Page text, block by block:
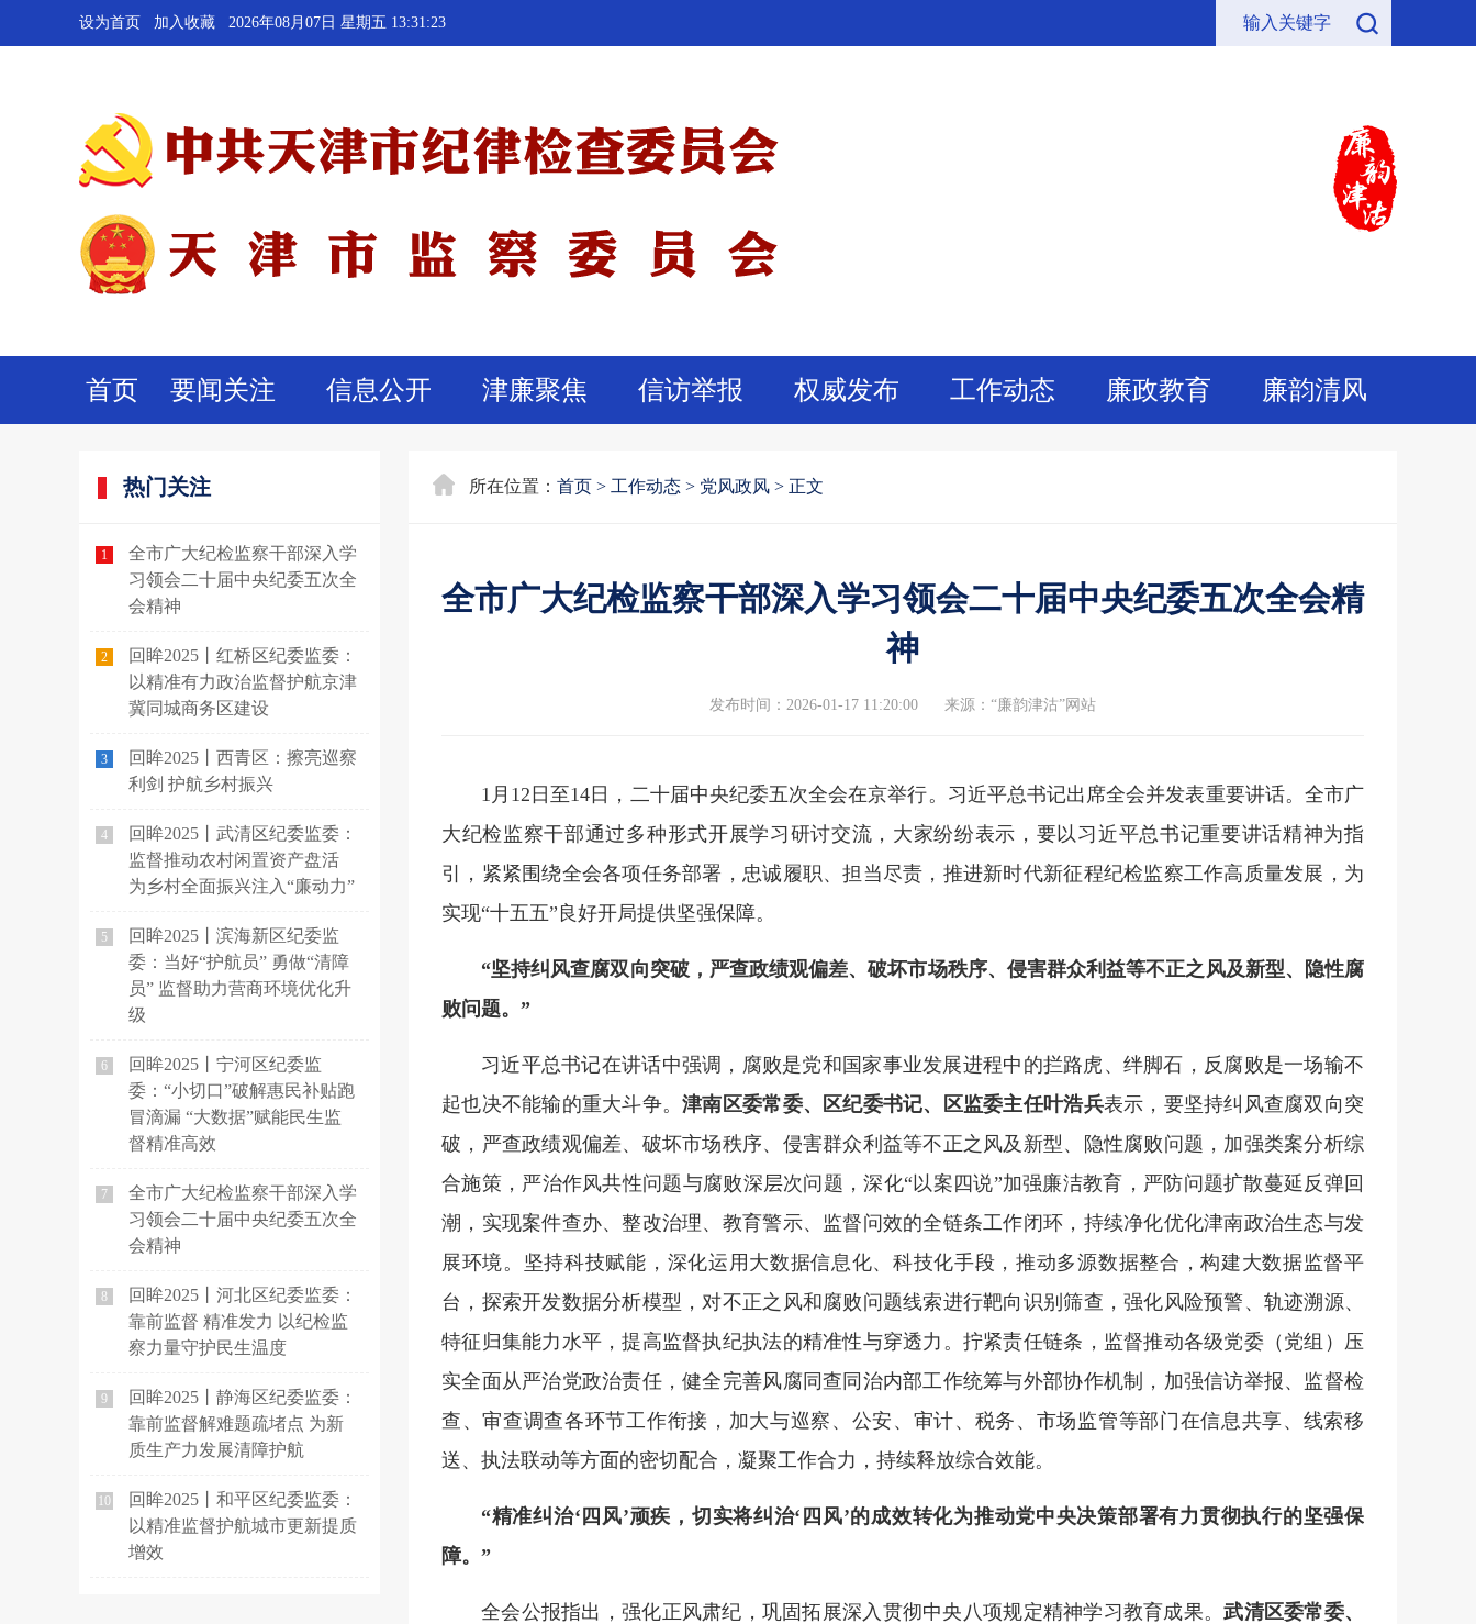
设为首页 加入收藏 2026年08月07日 星期五 13:31:23
首页 要闻关注 信息公开 津廉聚焦 信访举报 权威发布 工作动态 廉政教育 廉韵清风
热门关注
1
全市广大纪检监察干部深入学
习领会二十届中央纪委五次全
会精神
2
回眸2025丨红桥区纪委监委：
以精准有力政治监督护航京津
冀同城商务区建设
3
回眸2025丨西青区：擦亮巡察
利剑 护航乡村振兴
4
回眸2025丨武清区纪委监委：
监督推动农村闲置资产盘活
为乡村全面振兴注入“廉动力”
5
回眸2025丨滨海新区纪委监
委：当好“护航员” 勇做“清障
员” 监督助力营商环境优化升
级
6
回眸2025丨宁河区纪委监
委：“小切口”破解惠民补贴跑
冒滴漏 “大数据”赋能民生监
督精准高效
7
全市广大纪检监察干部深入学
习领会二十届中央纪委五次全
会精神
8
回眸2025丨河北区纪委监委：
靠前监督 精准发力 以纪检监
察力量守护民生温度
9
回眸2025丨静海区纪委监委：
靠前监督解难题疏堵点 为新
质生产力发展清障护航
10
回眸2025丨和平区纪委监委：
以精准监督护航城市更新提质
增效
所在位置： 首页 > 工作动态 > 党风政风 > 正文
全市广大纪检监察干部深入学习领会二十届中央纪委五次全会精
神
发布时间：2026-01-17 11:20:00 来源：“廉韵津沽”网站
1月12日至14日，二十届中央纪委五次全会在京举行。习近平总书记出席全会并发表重要讲话。全市广
大纪检监察干部通过多种形式开展学习研讨交流，大家纷纷表示，要以习近平总书记重要讲话精神为指
引，紧紧围绕全会各项任务部署，忠诚履职、担当尽责，推进新时代新征程纪检监察工作高质量发展，为
实现“十五五”良好开局提供坚强保障。
“坚持纠风查腐双向突破，严查政绩观偏差、破坏市场秩序、侵害群众利益等不正之风及新型、隐性腐
败问题。”
习近平总书记在讲话中强调，腐败是党和国家事业发展进程中的拦路虎、绊脚石，反腐败是一场输不
起也决不能输的重大斗争。津南区委常委、区纪委书记、区监委主任叶浩兵表示，要坚持纠风查腐双向突
破，严查政绩观偏差、破坏市场秩序、侵害群众利益等不正之风及新型、隐性腐败问题，加强类案分析综
合施策，严治作风共性问题与腐败深层次问题，深化“以案四说”加强廉洁教育，严防问题扩散蔓延反弹回
潮，实现案件查办、整改治理、教育警示、监督问效的全链条工作闭环，持续净化优化津南政治生态与发
展环境。坚持科技赋能，深化运用大数据信息化、科技化手段，推动多源数据整合，构建大数据监督平
台，探索开发数据分析模型，对不正之风和腐败问题线索进行靶向识别筛查，强化风险预警、轨迹溯源、
特征归集能力水平，提高监督执纪执法的精准性与穿透力。拧紧责任链条，监督推动各级党委（党组）压
实全面从严治党政治责任，健全完善风腐同查同治内部工作统筹与外部协作机制，加强信访举报、监督检
查、审查调查各环节工作衔接，加大与巡察、公安、审计、税务、市场监管等部门在信息共享、线索移
送、执法联动等方面的密切配合，凝聚工作合力，持续释放综合效能。
“精准纠治‘四风’顽疾，切实将纠治‘四风’的成效转化为推动党中央决策部署有力贯彻执行的坚强保
障。”
全会公报指出，强化正风肃纪，巩固拓展深入贯彻中央八项规定精神学习教育成果。武清区委常委、